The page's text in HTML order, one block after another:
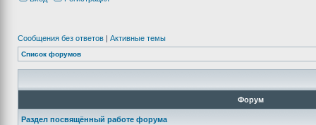
Сообщения без ответов | Активные темы
Список форумов
Форум
Раздел посвящённый работе форума